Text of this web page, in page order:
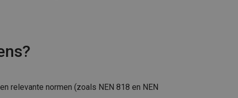
relevante normen (zoals NEN 818 en NEN